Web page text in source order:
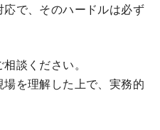
で、そのハードルは必ず
談ください。
を理解した上で、実務的